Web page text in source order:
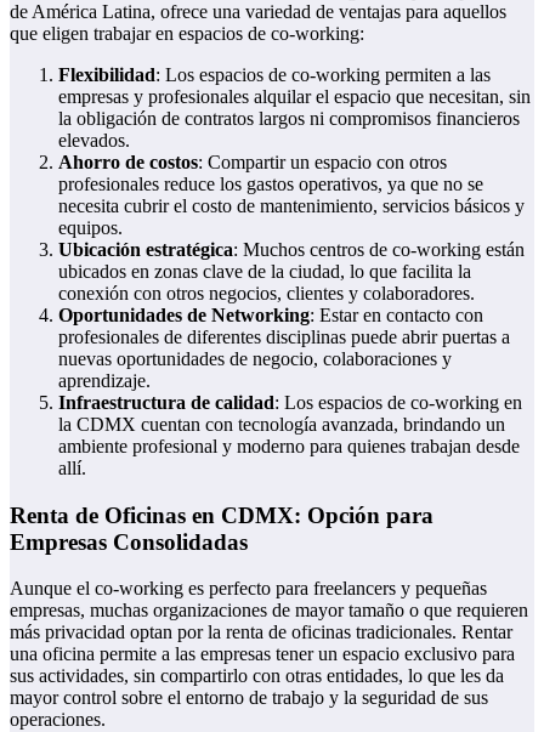
de América Latina, ofrece una variedad de ventajas para aquellos
que eligen trabajar en espacios de co-working:
Flexibilidad: Los espacios de co-working permiten a las
empresas y profesionales alquilar el espacio que necesitan, sin
la obligación de contratos largos ni compromisos financieros
elevados.
Ahorro de costos: Compartir un espacio con otros
profesionales reduce los gastos operativos, ya que no se
necesita cubrir el costo de mantenimiento, servicios básicos y
equipos.
Ubicación estratégica: Muchos centros de co-working están
ubicados en zonas clave de la ciudad, lo que facilita la
conexión con otros negocios, clientes y colaboradores.
Oportunidades de Networking: Estar en contacto con
profesionales de diferentes disciplinas puede abrir puertas a
nuevas oportunidades de negocio, colaboraciones y
aprendizaje.
Infraestructura de calidad: Los espacios de co-working en
la CDMX cuentan con tecnología avanzada, brindando un
ambiente profesional y moderno para quienes trabajan desde
allí.
Renta de Oficinas en CDMX: Opción para
Empresas Consolidadas
Aunque el co-working es perfecto para freelancers y pequeñas
empresas, muchas organizaciones de mayor tamaño o que requieren
más privacidad optan por la renta de oficinas tradicionales. Rentar
una oficina permite a las empresas tener un espacio exclusivo para
sus actividades, sin compartirlo con otras entidades, lo que les da
mayor control sobre el entorno de trabajo y la seguridad de sus
operaciones.